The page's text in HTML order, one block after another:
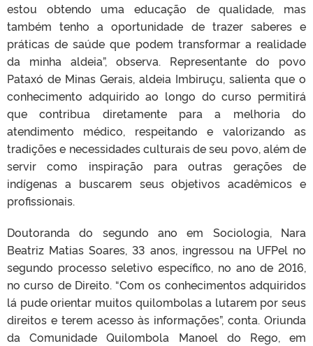
estou obtendo uma educação de qualidade, mas
também tenho a oportunidade de trazer saberes e
práticas de saúde que podem transformar a realidade
da minha aldeia”, observa. Representante do povo
Pataxó de Minas Gerais, aldeia Imbiruçu, salienta que o
conhecimento adquirido ao longo do curso permitirá
que contribua diretamente para a melhoria do
atendimento médico, respeitando e valorizando as
tradições e necessidades culturais de seu povo, além de
servir como inspiração para outras gerações de
indígenas a buscarem seus objetivos acadêmicos e
profissionais.
Doutoranda do segundo ano em Sociologia, Nara
Beatriz Matias Soares, 33 anos, ingressou na UFPel no
segundo processo seletivo específico, no ano de 2016,
no curso de Direito. “Com os conhecimentos adquiridos
lá pude orientar muitos quilombolas a lutarem por seus
direitos e terem acesso às informações”, conta. Oriunda
da Comunidade Quilombola Manoel do Rego, em